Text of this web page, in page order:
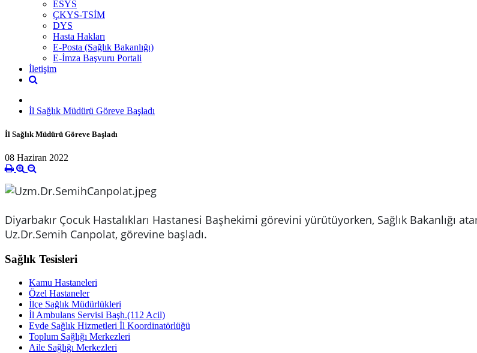
ESYS
ÇKYS-TSİM
DYS
Hasta Hakları
E-Posta (Sağlık Bakanlığı)
E-İmza Başvuru Portali
İletişim
İl Sağlık Müdürü Göreve Başladı
İl Sağlık Müdürü Göreve Başladı
08 Haziran 2022
Diyarbakır Çocuk Hastalıkları Hastanesi Başhekimi görevini yürütüyorken, Sağlık Bakanlığı
Uz.Dr.Semih Canpolat, görevine başladı.
Sağlık Tesisleri
Kamu Hastaneleri
Özel Hastaneler
İlçe Sağlık Müdürlükleri
İl Ambulans Servisi Başh.(112 Acil)
Evde Sağlık Hizmetleri İl Koordinatörlüğü
Toplum Sağlığı Merkezleri
Aile Sağlığı Merkezleri